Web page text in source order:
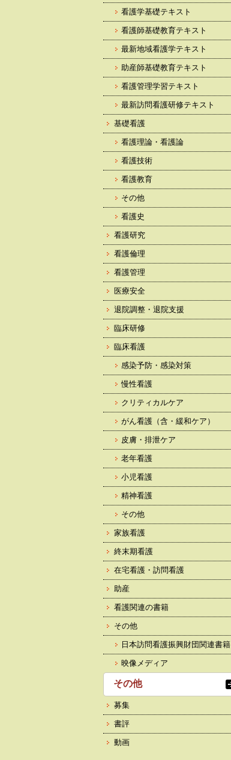
看護学基礎テキスト
看護師基礎教育テキスト
最新地域看護学テキスト
助産師基礎教育テキスト
看護管理学習テキスト
最新訪問看護研修テキスト
基礎看護
看護理論・看護論
看護技術
看護教育
その他
看護史
看護研究
看護倫理
看護管理
医療安全
退院調整・退院支援
臨床研修
臨床看護
感染予防・感染対策
慢性看護
クリティカルケア
がん看護（含・緩和ケア）
皮膚・排泄ケア
老年看護
小児看護
精神看護
その他
家族看護
終末期看護
在宅看護・訪問看護
助産
看護関連の書籍
その他
日本訪問看護振興財団関連書籍
映像メディア
その他
募集
書評
動画